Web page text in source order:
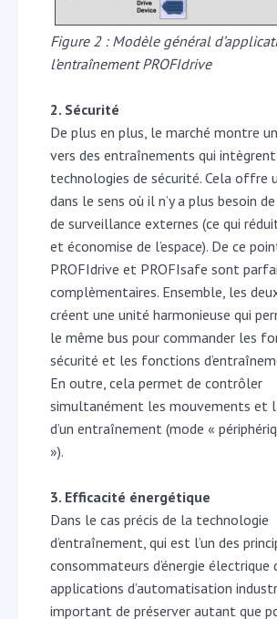
Figure 2 : Modèle général
l’entraînement PROFIdrive
2. Sécurité
De plus en plus, le marché montre
vers des entraînements qui
technologies de sécurité. Cela offre
dans le sens où il n’y a plus besoin
de surveillance externes (ce qui
et économise de l’espace). De ce
PROFIdrive et PROFIsafe sont
complèmentaires. Ensemble, les
créent une unité harmonieuse qui
le même bus pour commander les
sécurité et les fonctions
En outre, cela permet de contrôler
simultanément les mouvements et
d’un entraînement (mode «
»).
3. Efficacité énergétique
Dans le cas précis de la technologie
d’entraînement, qui est l’un des
consommateurs d’énergie électrique
applications d’automatisation
important de préserver autant que